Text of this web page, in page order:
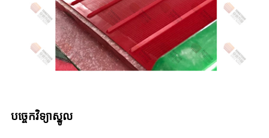
បច្ចេកវិទ្យាស្នូល